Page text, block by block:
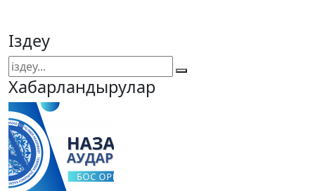
Іздеу
Хабарландырулар